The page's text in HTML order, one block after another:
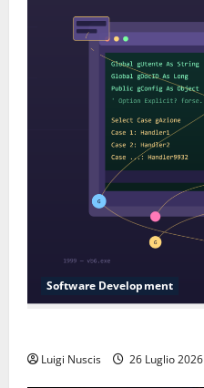
Software Development
Luigi Nuscis 26 Luglio 2026